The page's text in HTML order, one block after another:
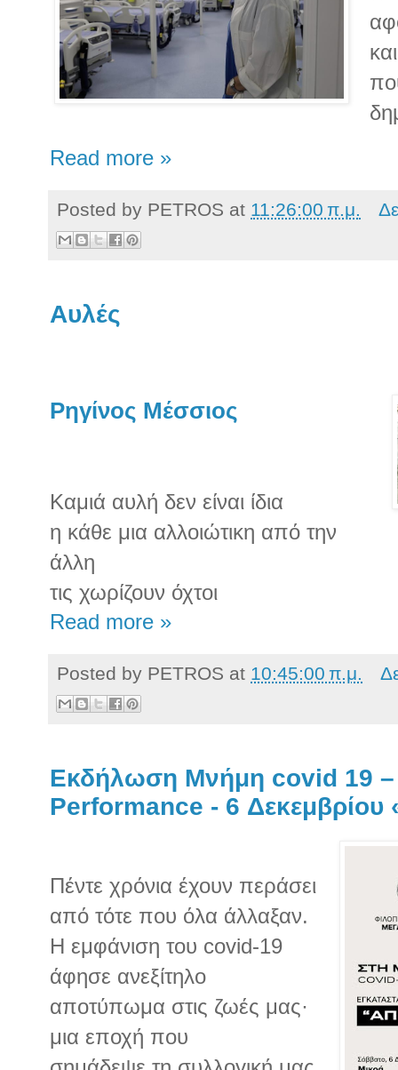
Read more »
Posted by PETROS at 11:26:00 π.μ.
Αυλές
Ρηγίνος Μέσσιος
Καμιά αυλή δεν είναι ίδια
η κάθε μια αλλοιώτικη από την
άλλη
τις χωρίζουν όχτοι
Read more »
Posted by PETROS at 10:45:00 π.μ.
Εκδήλωση Μνήμη covid 19 –
Performance - 6 Δεκεμβρίου
Πέντε χρόνια έχουν περάσει
από τότε που όλα άλλαξαν.
Η εμφάνιση του covid-19
άφησε ανεξίτηλο
αποτύπωμα στις ζωές μας·
μια εποχή που